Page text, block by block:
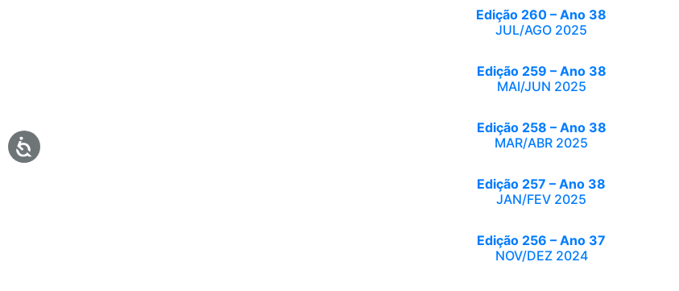
Edição 260 – Ano 38
JUL/AGO 2025
Edição 259 – Ano 38
MAI/JUN 2025
Edição 258 – Ano 38
MAR/ABR 2025
Edição 257 – Ano 38
JAN/FEV 2025
Edição 256 – Ano 37
NOV/DEZ 2024